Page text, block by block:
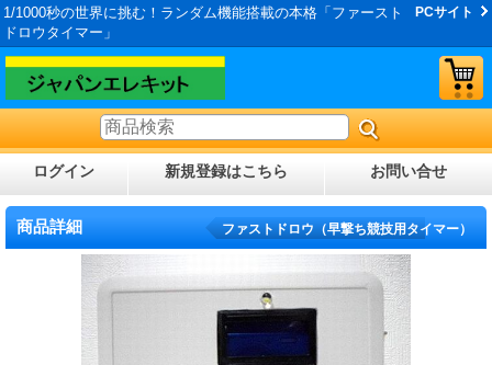
1/1000秒の世界に挑む！ランダム機能搭載の本格「ファースト
ドロウタイマー」
PCサイト
ログイン 新規登録はこちら お問い合せ
商品詳細 ファストドロウ（早撃ち競技用タイマー）